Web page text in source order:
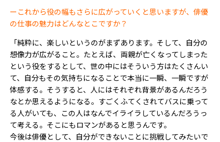
ーこれから役の幅もさらに広がっていくと思いますが、俳優
の仕事の魅力はどんなとこですか？
「純粋に、楽しいというのがまずあります。そして、自分の
想像力が広がること。たとえば、両親が亡くなってしまった
という役をするとして、世の中にはそういう方はたくさんい
て、自分もその気持ちになることで本当に一瞬、一瞬ですが
体感する。そうすると、人にはそれぞれ背景があるんだろう
なとか思えるようになる。すごくふてくされてバスに乗って
る人がいても、この人はなんでイライラしているんだろうっ
て考える。そこにもロマンがあると思うんです。
今後は俳優として、自分ができないことに挑戦してみたいで